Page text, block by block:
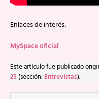
Enlaces de interés:
MySpace oficial
Este artículo fue publicado
25 (sección: Entrevistas).